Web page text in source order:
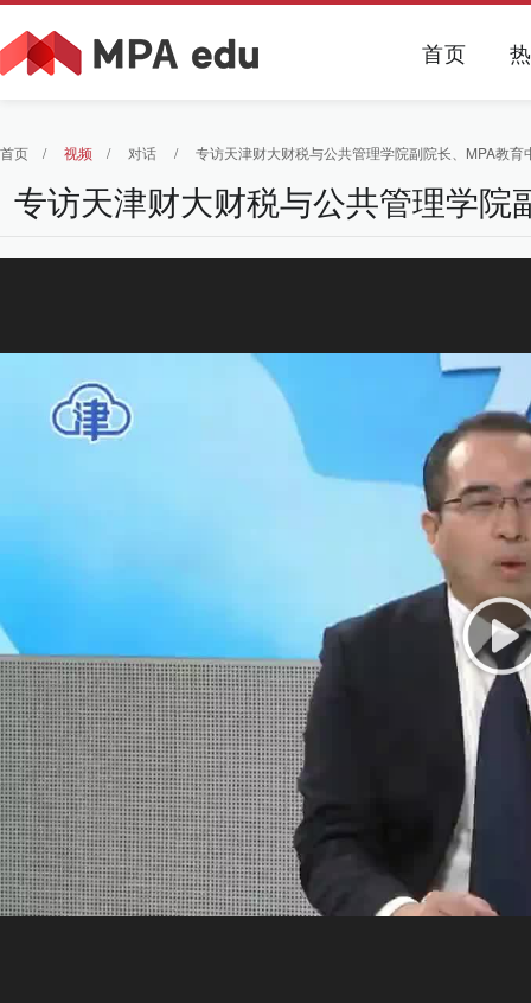
首页
首页 / 视频 / 对话 / 专访天津财大财税与公共管理学院副院长、MPA教育
专访天津财大财税与公共管理学